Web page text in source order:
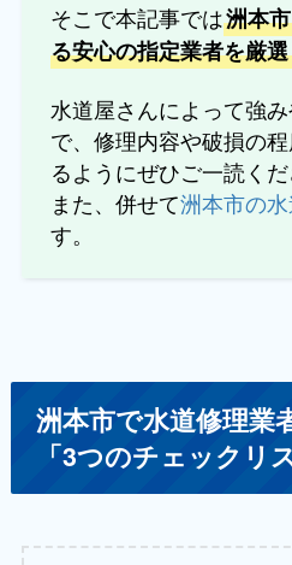
そこで本記事では洲本
る安心の指定業者を厳
水道屋さんによって強
で、修理内容や破損の
るようにぜひご一読くだ
また、併せて洲本市の
す。
洲本市で水道修理業
「3つのチェックリ